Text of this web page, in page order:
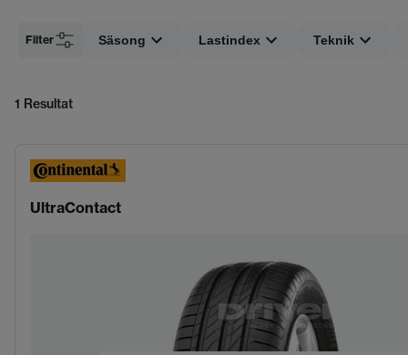
Filter Säsong Lastindex Teknik
1 Resultat
UltraContact